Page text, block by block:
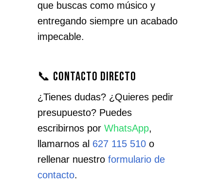
que buscas como músico y
entregando siempre un acabado
impecable.
📞 Contacto directo
¿Tienes dudas? ¿Quieres pedir
presupuesto? Puedes
escribirnos por WhatsApp,
llamarnos al 627 115 510o
rellenar nuestro formulario de
contacto.